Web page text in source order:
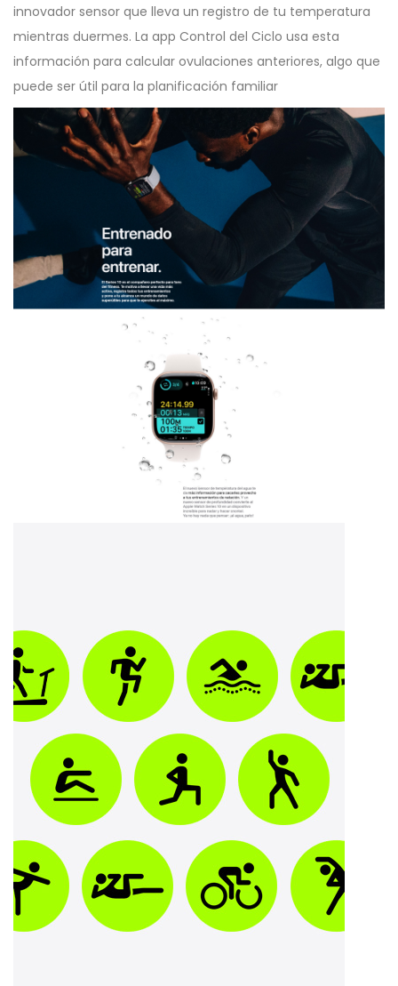
innovador sensor que lleva un registro de tu temperatura
mientras duermes. La app Control del Ciclo usa esta
información para calcular ovulaciones anteriores, algo que
puede ser útil para la planificación familiar